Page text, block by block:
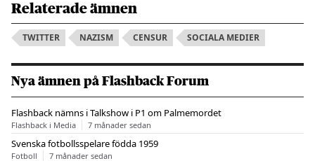
Relaterade ämnen
TWITTER NAZISM CENSUR SOCIALA MEDIER
Nya ämnen på Flashback Forum
Flashback nämns i Talkshow i P1 om Palmemordet
Flashback i Media 7 månader sedan
Svenska fotbollsspelare födda 1959
Fotboll 7 månader sedan